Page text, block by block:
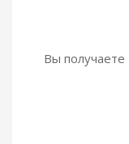
Вы получаете